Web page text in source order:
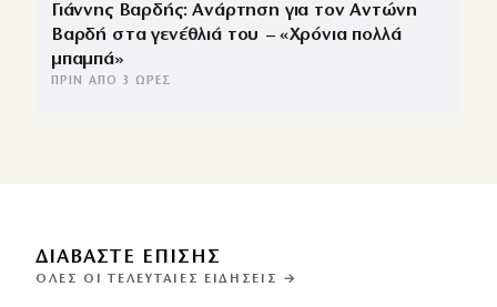
Γιάννης Βαρδής: Ανάρτηση για τον Αντώνη
Βαρδή στα γενέθλιά του – «Χρόνια πολλά
μπαμπά»
ΠΡΙΝ ΑΠΌ 3 ΏΡΕΣ
ΔΙΑΒΑΣΤΕ ΕΠΙΣΗΣ
ΌΛΕΣ ΟΙ ΤΕΛΕΥΤΑΊΕΣ ΕΙΔΉΣΕΙΣ →